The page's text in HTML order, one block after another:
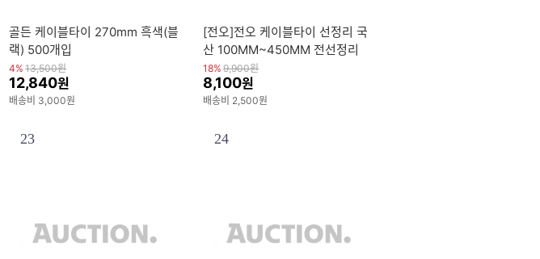
골든 케이블타이 270mm 흑색(블
랙) 500개입
4% 13,500원
12,840원
배송비 3,000원
[전오]전오 케이블타이 선정리 국
산 100MM~450MM 전선정리
18% 9,900원
8,100원
배송비 2,500원
23 24